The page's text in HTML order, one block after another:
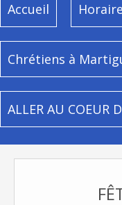
Accueil
Chrétiens à
ALLER AU COEUR